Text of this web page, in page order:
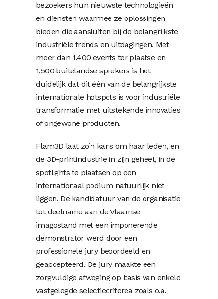
bezoekers hun nieuwste technologieën
en diensten waarmee ze oplossingen
bieden die aansluiten bij de belangrijkste
industriële trends en uitdagingen. Met
meer dan 1.400 events ter plaatse en
1.500 buitelandse sprekers is het
duidelijk dat dit één van de belangrijkste
internationale hotspots is voor industriële
transformatie met uitstekende innovaties
of ongewone producten.
Flam3D laat zo’n kans om haar leden, en
de 3D-printindustrie in zijn geheel, in de
spotlights te plaatsen op een
internationaal podium natuurlijk niet
liggen. De kandidatuur van de organisatie
tot deelname aan de Vlaamse
imagostand met een imponerende
demonstrator werd door een
professionele jury beoordeeld en
geaccepteerd. De jury maakte een
zorgvuldige afweging op basis van enkele
vastgelegde selectiecriterea zoals o.a.